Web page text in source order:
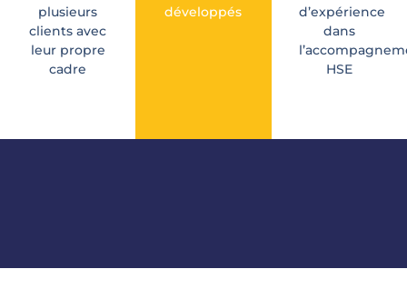
plusieurs
clients avec
leur propre
cadre
développés
d’expérience
dans
HSE